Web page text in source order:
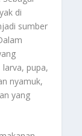
di
sumber
pupa,
nyamuk,
yang